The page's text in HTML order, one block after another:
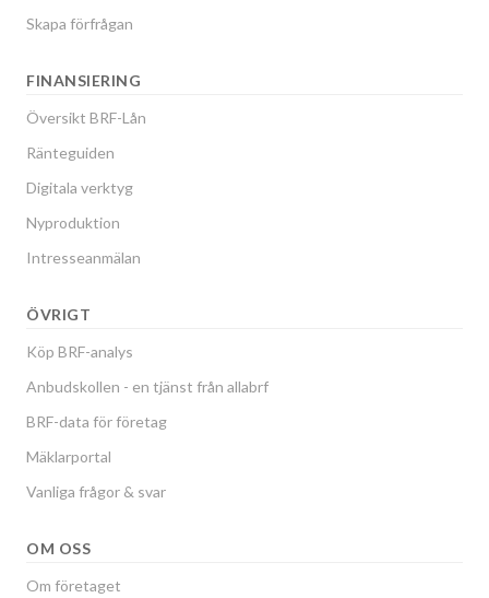
Skapa förfrågan
FINANSIERING
Översikt BRF-Lån
Ränteguiden
Digitala verktyg
Nyproduktion
Intresseanmälan
ÖVRIGT
Köp BRF-analys
Anbudskollen - en tjänst från allabrf
BRF-data för företag
Mäklarportal
Vanliga frågor & svar
OM OSS
Om företaget